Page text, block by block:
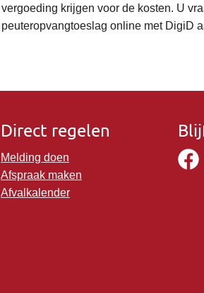
vergoeding krijgen voor de kosten. U
peuteropvangtoeslag online met DigiD
Direct regelen
Melding doen
Afspraak maken
Afvalkalender